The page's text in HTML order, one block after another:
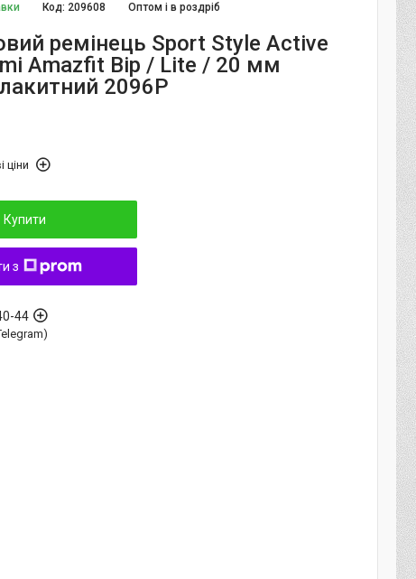
Оптом і в роздріб
Код: 209608
ремінець Sport Style Active
Amazfit Bip / Lite / 20 мм
2096P
ціни
Купити
з
44